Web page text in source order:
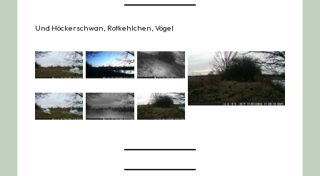
Und Höckerschwan, Rotkehlchen, Vögel